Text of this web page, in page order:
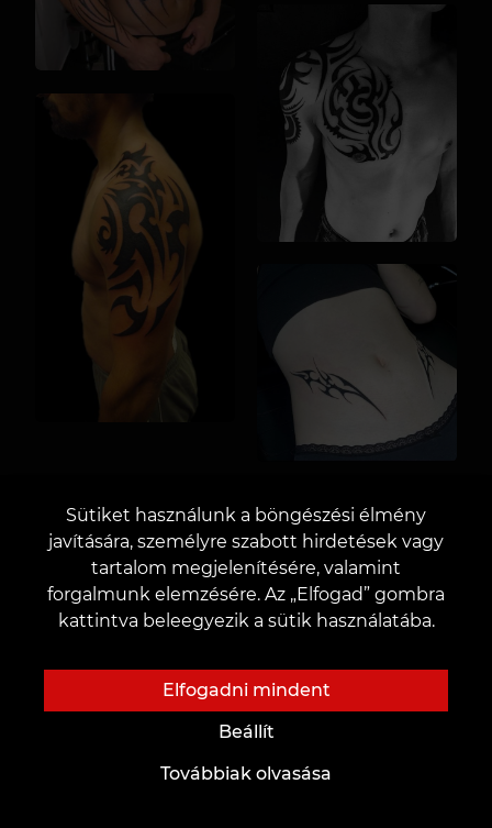
Tetszett a cikk?
Sütiket használunk a böngészési élmény
javítására, személyre szabott hirdetések vagy
tartalom megjelenítésére, valamint
forgalmunk elemzésére. Az „Elfogad” gombra
kattintva beleegyezik a sütik használatába.
Elfogadni mindent
Beállít
Továbbiak olvasása